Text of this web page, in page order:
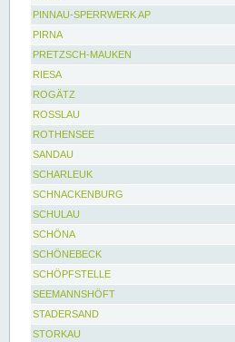
PINNAU-SPERRWERK AP
PIRNA
PRETZSCH-MAUKEN
RIESA
ROGÄTZ
ROSSLAU
ROTHENSEE
SANDAU
SCHARLEUK
SCHNACKENBURG
SCHULAU
SCHÖNA
SCHÖNEBECK
SCHÖPFSTELLE
SEEMANNSHÖFT
STADERSAND
STORKAU